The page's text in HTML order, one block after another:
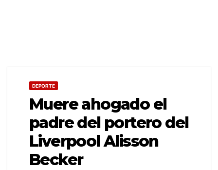
DEPORTE
Muere ahogado el
padre del portero del
Liverpool Alisson
Becker